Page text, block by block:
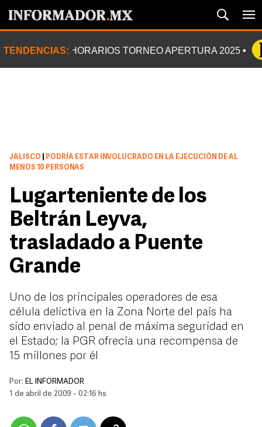
TENDENCIAS: HORARIOS TORNEO APERTURA 2025
JALISCO
PODRÍA ESTAR INVOLUCRADO EN LA EJECUCIÓN DE AL
MENOS 10 PERSONAS
Lugarteniente de los
Beltrán Leyva,
trasladado a Puente
Grande
Uno de los principales operadores de esa
célula delictiva en la Zona Norte del país ha
sido enviado al penal de máxima seguridad en
el Estado; la PGR ofrecía una recompensa de
15 millones por él
Por: EL INFORMADOR
1 de abril de 2009 - 02:16 hs